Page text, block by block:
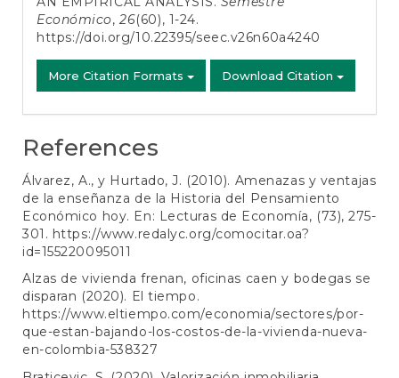
Económico,26(60), 1-24.
https://doi.org/10.22395/seec.v26n60a4240
More Citation Formats Download Citation
References
Álvarez, A., y Hurtado, J. (2010). Amenazas y ventajas
de la enseñanza de la Historia del Pensamiento
Económico hoy. En: Lecturas de Economía, (73), 275-
301. https://www.redalyc.org/comocitar.oa?
id=155220095011
Alzas de vivienda frenan, oficinas caen y bodegas se
disparan (2020). El tiempo.
https://www.eltiempo.com/economia/sectores/por-
que-estan-bajando-los-costos-de-la-vivienda-nueva-
en-colombia-538327